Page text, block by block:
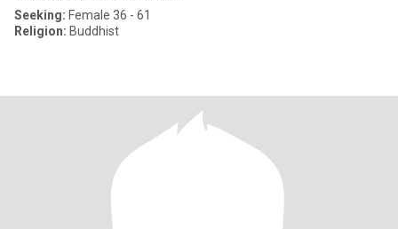
Seeking: Female 36 - 61
Religion: Buddhist